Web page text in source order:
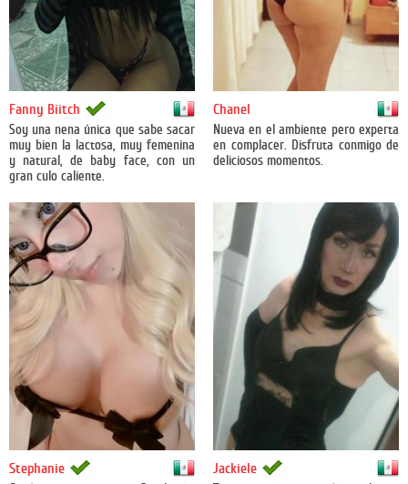
México
Fanny Biitch
Soy una nena única que sabe sacar
muy bien la lactosa, muy femenina
y natural, de baby face, con un
gran culo caliente.
Chanel
Nueva en el ambiente pero experta
en complacer. Disfruta conmigo de
deliciosos momentos.
México
Stephanie Jackiele